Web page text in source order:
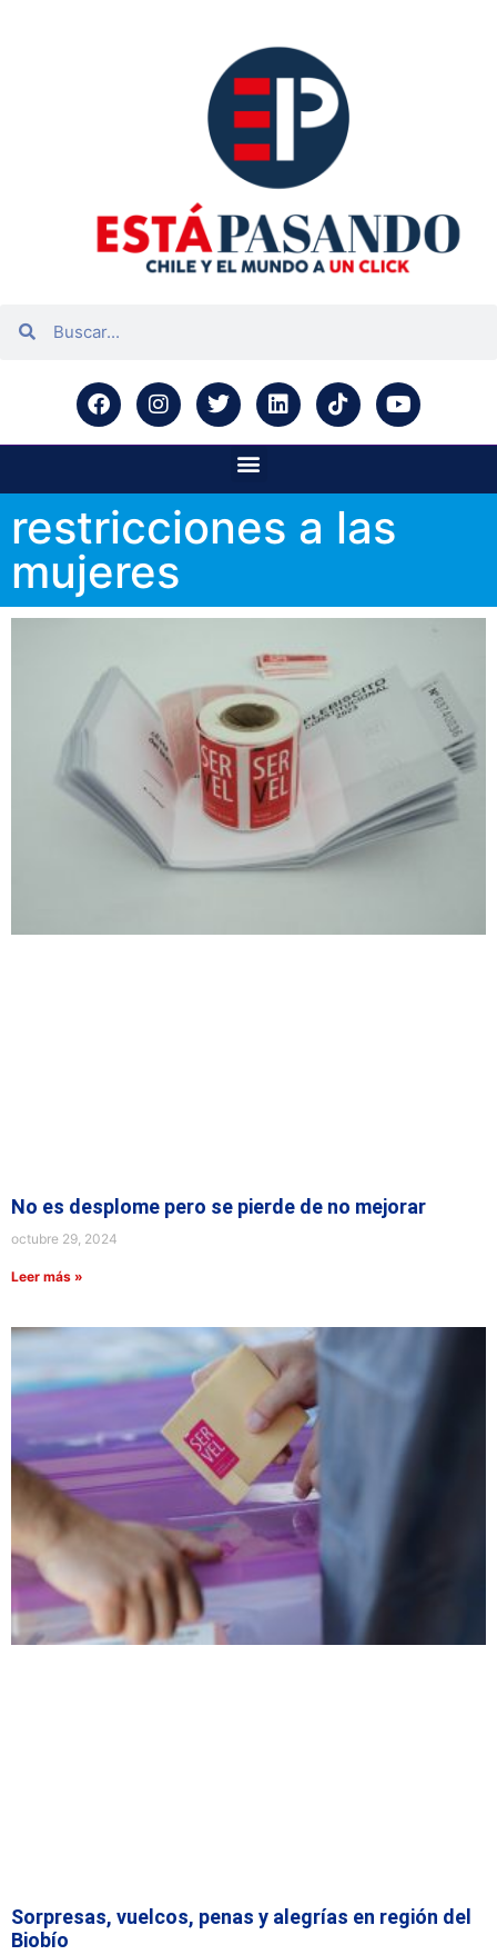
restricciones a las
mujeres
No es desplome pero se pierde de no mejorar
octubre 29, 2024
Leer más »
Sorpresas, vuelcos, penas y alegrías en región del
Biobío